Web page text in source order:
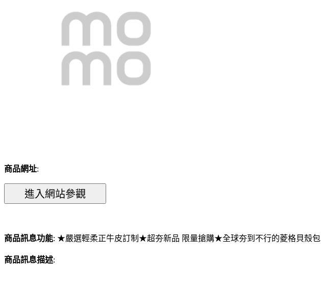
商品網址:
商品訊息功能: ★嚴選輕柔正牛皮訂制★超夯新品 限量搶購★全球夯到不行的菱格貝殼包
商品訊息描述: